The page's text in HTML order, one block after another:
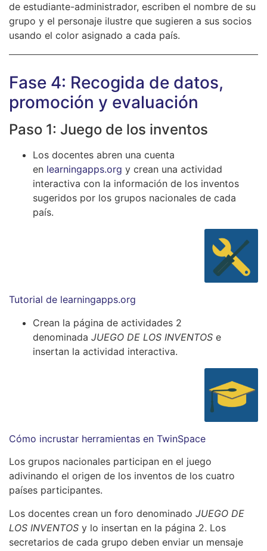
de estudiante-administrador, escriben el nombre de su
grupo y el personaje ilustre que sugieren a sus socios
usando el color asignado a cada país.
Fase 4: Recogida de datos,
promoción y evaluación
Paso 1: Juego de los inventos
Los docentes abren una cuenta
en learningapps.org y crean una actividad
interactiva con la información de los inventos
sugeridos por los grupos nacionales de cada
país.
Tutorial de learningapps.org
Crean la página de actividades 2
denominada JUEGO DE LOS INVENTOS e
insertan la actividad interactiva.
Cómo incrustar herramientas en TwinSpace
Los grupos nacionales participan en el juego
adivinando el origen de los inventos de los cuatro
países participantes.
Los docentes crean un foro denominado JUEGO DE
LOS INVENTOS y lo insertan en la página 2. Los
secretarios de cada grupo deben enviar un mensaje